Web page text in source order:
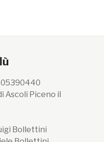
Ascoli Piceno il
Bollettini